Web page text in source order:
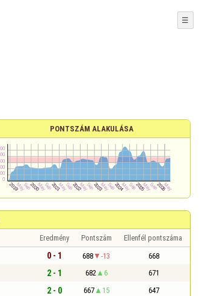
☰
PONTSZÁM ALAKULÁSA
Eredmény Pontszám Ellenfél pontszáma
0 - 1 688 -13 668
2 - 1 682 6 671
2 - 0 667 15 647